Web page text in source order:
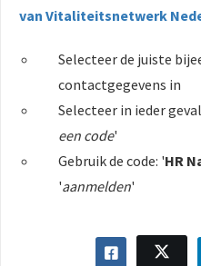
van Vitaliteitsnetwerk
Selecteer de juiste
contactgegevens in
Selecteer in ieder
een code'
Gebruik de code: 'HR
'aanmelden'